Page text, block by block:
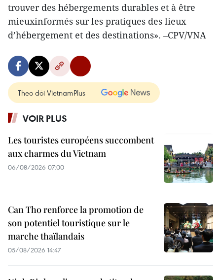
trouver des hébergements durables et à être
mieuxinformés sur les pratiques des lieux
d’hébergement et des destinations». –CPV/VNA
Theo dõi VietnamPlus
VOIR PLUS
Les touristes européens succombent
aux charmes du Vietnam
06/08/2026 07:00
Can Tho renforce la promotion de
son potentiel touristique sur le
marche thaïlandais
05/08/2026 14:47